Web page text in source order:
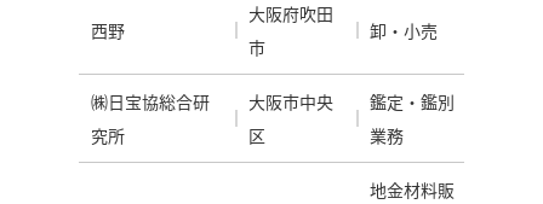
西野
大阪府吹田
市
卸・小売
㈱日宝協総合研
究所
大阪市中央
区
鑑定・鑑別
業務
地金材料販